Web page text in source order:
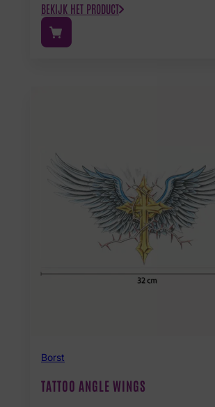
BEKIJK HET PRODUCT
Borst
TATTOO ANGLE WINGS